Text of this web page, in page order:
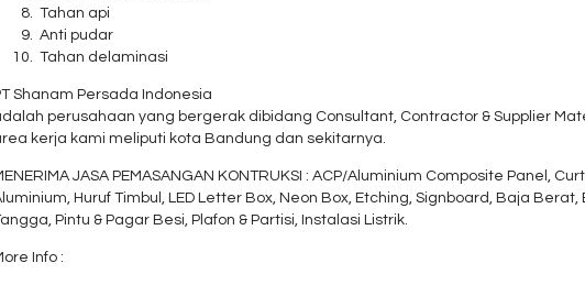
Tahan api
Anti pudar
Tahan delaminasi
Shanam Persada Indonesia
perusahaan yang bergerak dibidang Consultant, Contractor & Supplier
kerja kami meliputi kota Bandung dan sekitarnya.
JASA PEMASANGAN KONTRUKSI : ACP/Aluminium Composite Panel,
Huruf Timbul, LED Letter Box, Neon Box, Etching, Signboard, Baja
Pintu & Pagar Besi, Plafon & Partisi, Instalasi Listrik.
Info :